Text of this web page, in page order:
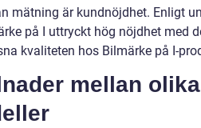
mätning är kundnöjdhet. Enligt
på I uttryckt hög nöjdhet med
kvaliteten hos Bilmärke på I-
mellan